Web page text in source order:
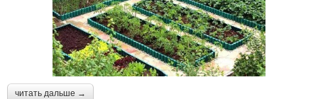
читать дальше →